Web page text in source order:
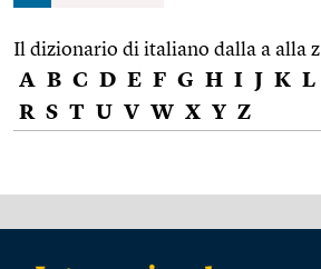
Il dizionario di italiano dalla a alla z
A B C D E F G H I J K L
R S T U V W X Y Z